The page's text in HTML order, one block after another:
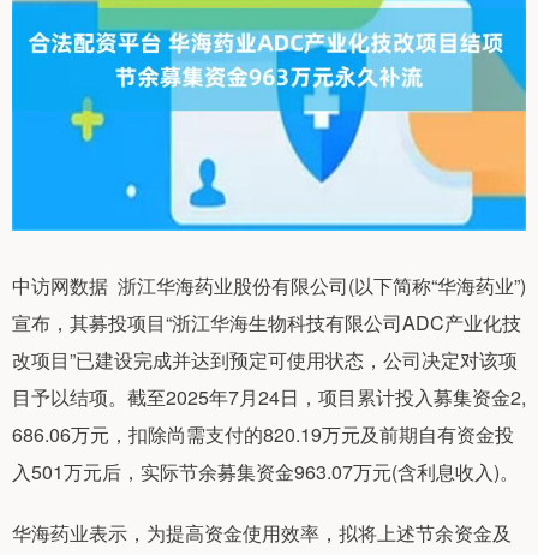
中访网数据 浙江华海药业股份有限公司(以下简称“华海药业”)
宣布，其募投项目“浙江华海生物科技有限公司ADC产业化技
改项目”已建设完成并达到预定可使用状态，公司决定对该项
目予以结项。截至2025年7月24日，项目累计投入募集资金2,
686.06万元，扣除尚需支付的820.19万元及前期自有资金投
入501万元后，实际节余募集资金963.07万元(含利息收入)。
华海药业表示，为提高资金使用效率，拟将上述节余资金及